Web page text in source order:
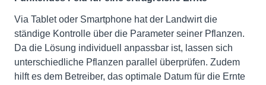
Via Tablet oder Smartphone hat der Landwirt die
ständige Kontrolle über die Parameter seiner Pflanzen.
Da die Lösung individuell anpassbar ist, lassen sich
unterschiedliche Pflanzen parallel überprüfen. Zudem
hilft es dem Betreiber, das optimale Datum für die Ernte